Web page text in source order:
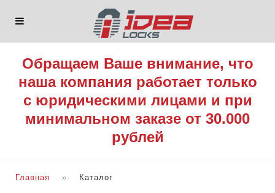
Обращаем Ваше внимание, что
наша компания работает только
с юридическими лицами и при
минимальном заказе от 30.000
рублей
Главная Каталог